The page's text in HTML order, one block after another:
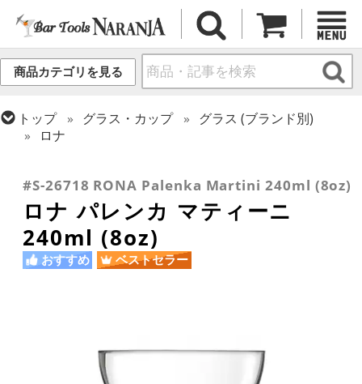
商品カテゴリを見る
トップ グラス・カップ
グラス (ブランド別)
ロナ
カクテルグラス (全サイズ)
#S-26718 RONA Palenka Martini 240ml (8oz)
ロナ パレンカ マティーニ
240ml (8oz)
おすすめ ベストセラー